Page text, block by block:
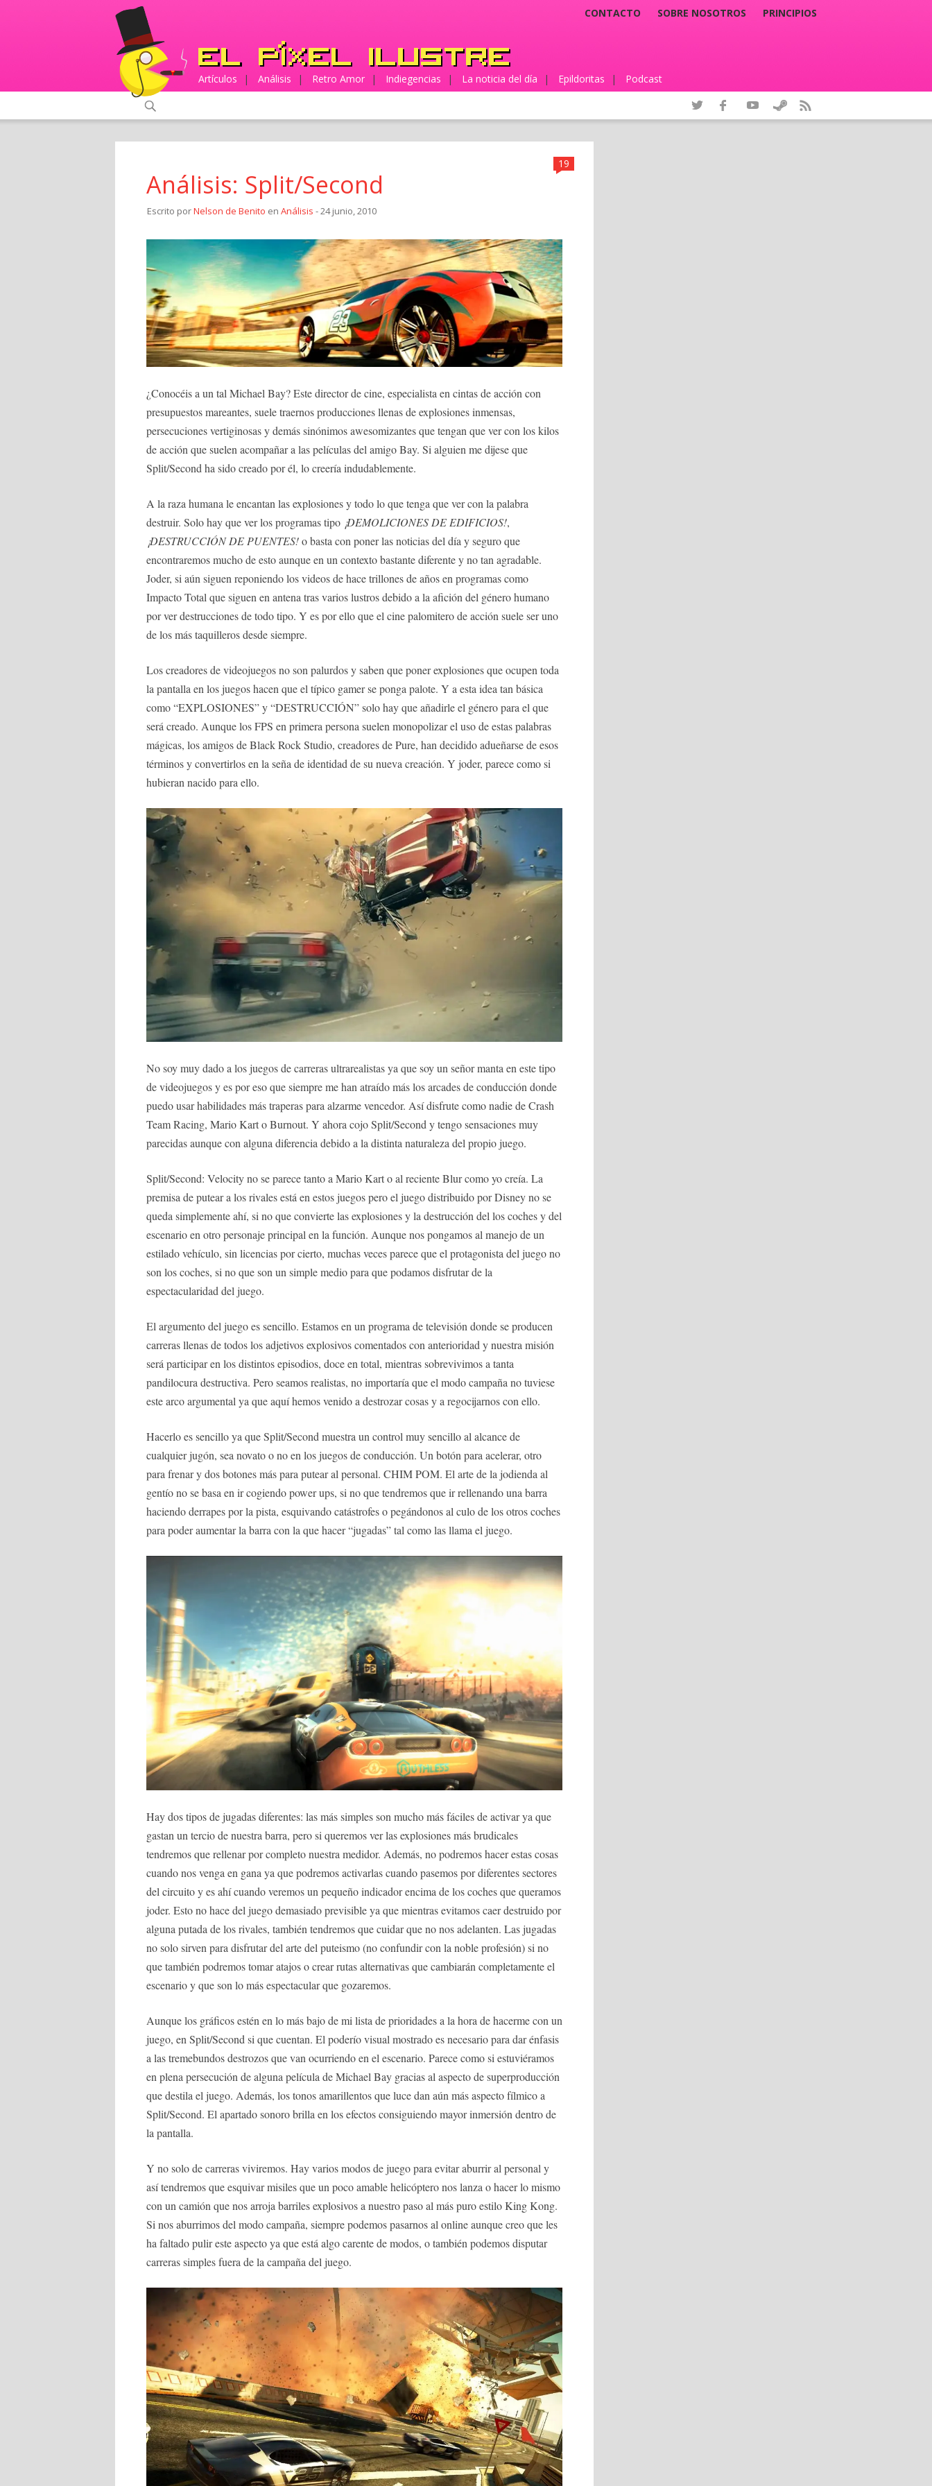
CONTACTO SOBRE NOSOTROS PRINCIPIOS
Artículos | Análisis | Retro Amor | Indiegencias | La noticia del día | Epildoritas | Podcast
19
Análisis: Split/Second
Escrito porNelson de Benito en Análisis - 24 junio, 2010
¿Conocéis a un tal Michael Bay? Este director de cine, especialista en cintas de acción con
presupuestos mareantes, suele traernos producciones llenas de explosiones inmensas,
persecuciones vertiginosas y demás sinónimos awesomizantes que tengan que ver con los kilos
de acción que suelen acompañar a las películas del amigo Bay. Si alguien me dijese que
Split/Second ha sido creado por él, lo creería indudablemente.
A la raza humana le encantan las explosiones y todo lo que tenga que ver con la palabra
destruir. Solo hay que ver los programas tipo ¡DEMOLICIONES DE EDIFICIOS!,
¡DESTRUCCIÓN DE PUENTES!o basta con poner las noticias del día y seguro que
encontraremos mucho de esto aunque en un contexto bastante diferente y no tan agradable.
Joder, si aún siguen reponiendo los videos de hace trillones de años en programas como
Impacto Total que siguen en antena tras varios lustros debido a la afición del género humano
por ver destrucciones de todo tipo. Y es por ello que el cine palomitero de acción suele ser uno
de los más taquilleros desde siempre.
Los creadores de videojuegos no son palurdos y saben que poner explosiones que ocupen toda
la pantalla en los juegos hacen que el típico gamer se ponga palote. Y a esta idea tan básica
como “EXPLOSIONES” y “DESTRUCCIÓN” solo hay que añadirle el género para el que
será creado. Aunque los FPS en primera persona suelen monopolizar el uso de estas palabras
mágicas, los amigos de Black Rock Studio, creadores de Pure, han decidido adueñarse de esos
términos y convertirlos en la seña de identidad de su nueva creación. Y joder, parece como si
hubieran nacido para ello.
No soy muy dado a los juegos de carreras ultrarealistas ya que soy un señor manta en este tipo
de videojuegos y es por eso que siempre me han atraído más los arcades de conducción donde
puedo usar habilidades más traperas para alzarme vencedor. Así disfrute como nadie de Crash
Team Racing, Mario Kart o Burnout. Y ahora cojo Split/Second y tengo sensaciones muy
parecidas aunque con alguna diferencia debido a la distinta naturaleza del propio juego.
Split/Second: Velocity no se parece tanto a Mario Kart o al reciente Blur como yo creía. La
premisa de putear a los rivales está en estos juegos pero el juego distribuido por Disney no se
queda simplemente ahí, si no que convierte las explosiones y la destrucción del los coches y del
escenario en otro personaje principal en la función. Aunque nos pongamos al manejo de un
estilado vehículo, sin licencias por cierto, muchas veces parece que el protagonista del juego no
son los coches, si no que son un simple medio para que podamos disfrutar de la
espectacularidad del juego.
El argumento del juego es sencillo. Estamos en un programa de televisión donde se producen
carreras llenas de todos los adjetivos explosivos comentados con anterioridad y nuestra misión
será participar en los distintos episodios, doce en total, mientras sobrevivimos a tanta
pandilocura destructiva. Pero seamos realistas, no importaría que el modo campaña no tuviese
este arco argumental ya que aquí hemos venido a destrozar cosas y a regocijarnos con ello.
Hacerlo es sencillo ya que Split/Second muestra un control muy sencillo al alcance de
cualquier jugón, sea novato o no en los juegos de conducción. Un botón para acelerar, otro
para frenar y dos botones más para putear al personal. CHIM POM. El arte de la jodienda al
gentío no se basa en ir cogiendo power ups, si no que tendremos que ir rellenando una barra
haciendo derrapes por la pista, esquivando catástrofes o pegándonos al culo de los otros coches
para poder aumentar la barra con la que hacer “jugadas” tal como las llama el juego.
Hay dos tipos de jugadas diferentes: las más simples son mucho más fáciles de activar ya que
gastan un tercio de nuestra barra, pero si queremos ver las explosiones más brudicales
tendremos que rellenar por completo nuestra medidor. Además, no podremos hacer estas cosas
cuando nos venga en gana ya que podremos activarlas cuando pasemos por diferentes sectores
del circuito y es ahí cuando veremos un pequeño indicador encima de los coches que queramos
joder. Esto no hace del juego demasiado previsible ya que mientras evitamos caer destruido por
alguna putada de los rivales, también tendremos que cuidar que no nos adelanten. Las jugadas
no solo sirven para disfrutar del arte del puteismo (no confundir con la noble profesión) si no
que también podremos tomar atajos o crear rutas alternativas que cambiarán completamente el
escenario y que son lo más espectacular que gozaremos.
Aunque los gráficos estén en lo más bajo de mi lista de prioridades a la hora de hacerme con un
juego, en Split/Second si que cuentan. El poderío visual mostrado es necesario para dar énfasis
a las tremebundos destrozos que van ocurriendo en el escenario. Parece como si estuviéramos
en plena persecución de alguna película de Michael Bay gracias al aspecto de superproducción
que destila el juego. Además, los tonos amarillentos que luce dan aún más aspecto fílmico a
Split/Second. El apartado sonoro brilla en los efectos consiguiendo mayor inmersión dentro de
la pantalla.
Y no solo de carreras viviremos. Hay varios modos de juego para evitar aburrir al personal y
así tendremos que esquivar misiles que un poco amable helicóptero nos lanza o hacer lo mismo
con un camión que nos arroja barriles explosivos a nuestro paso al más puro estilo King Kong.
Si nos aburrimos del modo campaña, siempre podemos pasarnos al online aunque creo que les
ha faltado pulir este aspecto ya que está algo carente de modos, o también podemos disputar
carreras simples fuera de la campaña del juego.